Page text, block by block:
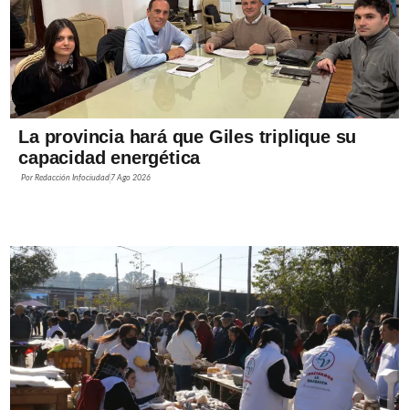
La provincia hará que Giles triplique su
capacidad energética
PorRedacción Infociudad 7 Ago 2026